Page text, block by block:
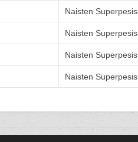
Naisten Superpesis
Naisten Superpesis
Naisten Superpesis
Naisten Superpesis